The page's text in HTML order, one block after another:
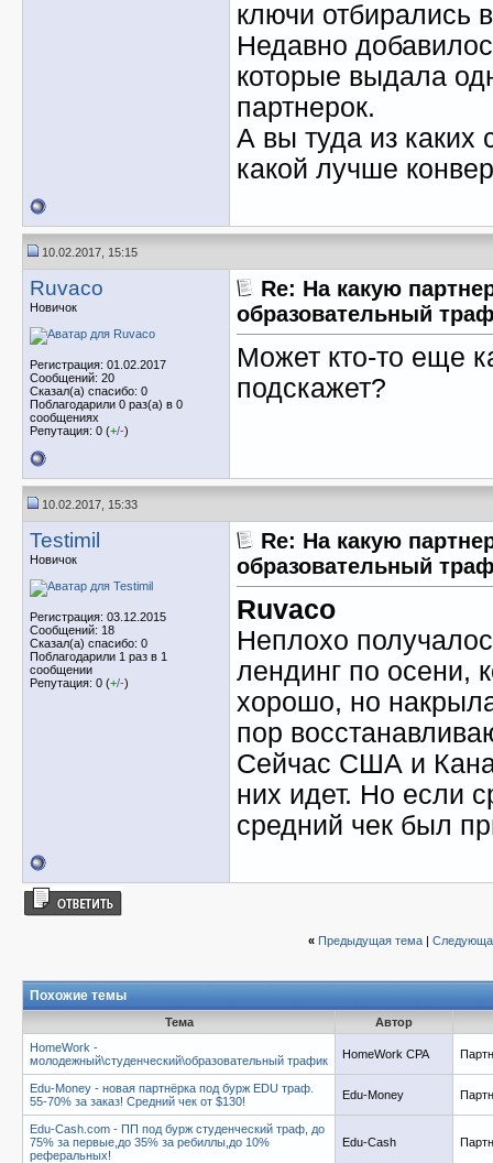
ключи отбирались
Недавно
которые выдала
партнерок.
А вы туда из каких
какой лучше
10.02.2017, 15:15
Ruvaco
Новичок
Регистрация: 01.02.2017
Сообщений: 20
Сказал(а) спасибо: 0
Поблагодарили 0 раз(а) в 0
сообщениях
Репутация: 0 (+/-)
Re: На какую
образовательный
Может кто-то еще
подскажет?
10.02.2017, 15:33
Testimil
Новичок
Регистрация: 03.12.2015
Сообщений: 18
Сказал(а) спасибо: 0
Поблагодарили 1 раз в 1
сообщении
Репутация: 0 (+/-)
Re: На какую
образовательный
Ruvaco
Неплохо
лендинг по осени,
хорошо, но
пор
Сейчас США и
них идет. Но если
средний чек был
« Предыдущая тема|
Похожие темы
Тема
Автор
HomeWork -
молодежный\студенческий\образовательный трафик
HomeWork CPA
Edu-Money - новая партнёрка под бурж EDU траф.
55-70% за заказ! Средний чек от $130!
Edu-Money
Edu-Cash.com - ПП под бурж студенческий траф, до
75% за первые,до 35% за ребиллы,до 10%
реферальных!
Edu-Cash